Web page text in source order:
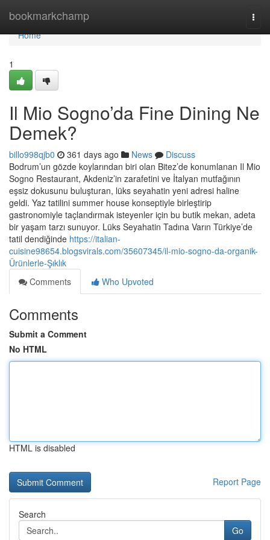
bookmarkchamp
Home
Home
1
Il Mio Sogno’da Fine Dining Ne
Demek?
billo998qjb0 361 days ago News
Discuss
Bodrum’un gözde koylarından biri olan Bitez’de konumlanan Il Mio
Sogno Restaurant, Akdeniz’in zarafetini ve İtalyan mutfağının
eşsiz dokusunu buluşturan, lüks seyahatin yeni adresi haline
geldi. Yaz tatilini summer house konseptiyle birleştirip
gastronomiyle taçlandırmak isteyenler için bu butik mekan, adeta
bir yaşam tarzı sunuyor. Lüks Seyahatin Tadına Varın Türkiye’de
tatil dendiğinde https://italian-
cuisine98654.blogsvirals.com/35607345/il-mio-sogno-da-organik-
Ürünlerle-Şıklık
Comments
Who Upvoted
Comments
Submit a Comment
No HTML
HTML is disabled
Report Page
Search
Go